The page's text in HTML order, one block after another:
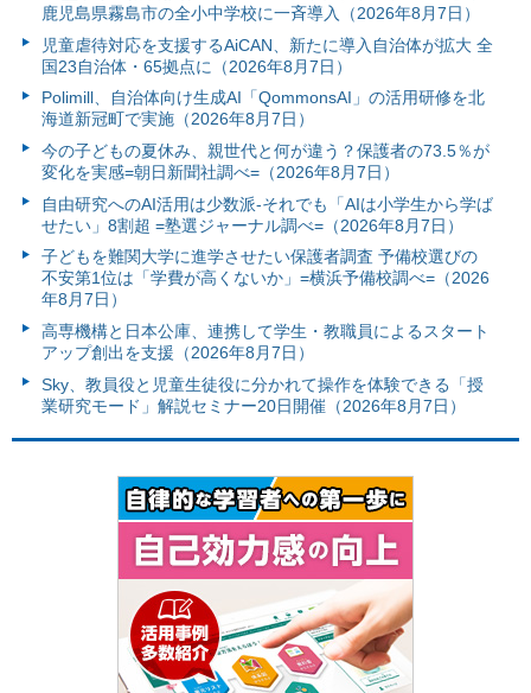
鹿児島県霧島市の全小中学校に一斉導入（2026年8月7日）
児童虐待対応を支援するAiCAN、新たに導入自治体が拡大 全
国23自治体・65拠点に（2026年8月7日）
Polimill、自治体向け生成AI「QommonsAI」の活用研修を北
海道新冠町で実施（2026年8月7日）
今の子どもの夏休み、親世代と何が違う？保護者の73.5％が
変化を実感=朝日新聞社調べ=（2026年8月7日）
自由研究へのAI活用は少数派-それでも「AIは小学生から学ば
せたい」8割超 =塾選ジャーナル調べ=（2026年8月7日）
子どもを難関大学に進学させたい保護者調査 予備校選びの
不安第1位は「学費が高くないか」=横浜予備校調べ=（2026
年8月7日）
高専機構と日本公庫、連携して学生・教職員によるスタート
アップ創出を支援（2026年8月7日）
Sky、教員役と児童生徒役に分かれて操作を体験できる「授
業研究モード」解説セミナー20日開催（2026年8月7日）